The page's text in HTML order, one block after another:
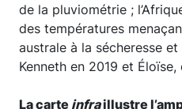
de la pluviométrie ;
des températures
australe à la sécheresse
Kenneth en 2019 et Éloïse,
La carte infraillustre